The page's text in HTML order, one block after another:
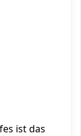
ist das